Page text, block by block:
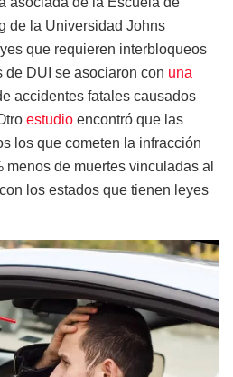
de la Universidad Johns
que requieren interbloqueos
de DUI se asociaron con una
accidentes fatales causados
estudio encontró que las
los que cometen la infracción
de muertes vinculadas al
los estados que tienen leyes